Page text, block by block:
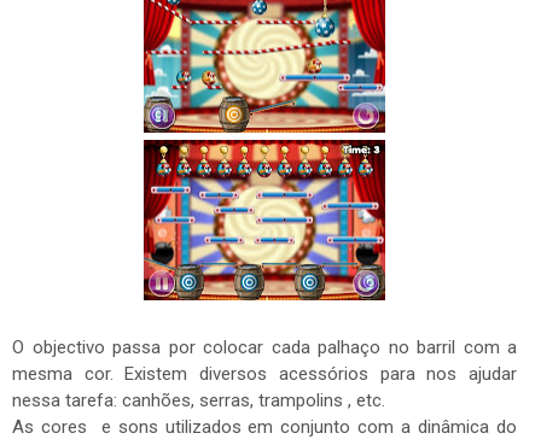
O objectivo passa por colocar cada palhaço no barril com a
mesma cor. Existem diversos acessórios para nos ajudar
nessa tarefa: canhões, serras, trampolins , etc.
As cores e sons utilizados em conjunto com a dinâmica do